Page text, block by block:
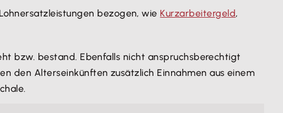
bezogen, wie Kurzarbeitergeld,
bzw. bestand. Ebenfalls nicht anspruchsberechtigt
den Alterseinkünften zusätzlich Einnahmen aus einem